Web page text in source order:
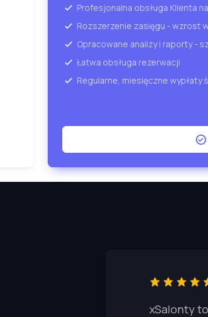
Profesjonalna obsługa Klienta
Rozszerzenie zasięgu - wzrost
Opracowane analizy i raporty -
Łatwa obsługa rezerwacji
Regularne, miesięczne wypłaty
xSalonty